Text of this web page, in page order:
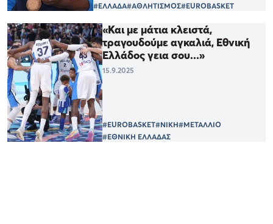
#ΕΛΛΑΔΑ#ΑΘΛΗΤΙΣΜΟΣ#EUROBASKET
«Και με μάτια κλειστά,
τραγουδούμε αγκαλιά, Εθνική
Ελλάδος γεια σου...»
15.9.2025
#EUROBASKET#ΝΙΚΗ#ΜΕΤΑΛΛΙΟ
#ΕΘΝΙΚΗ ΕΛΛΑΔΑΣ